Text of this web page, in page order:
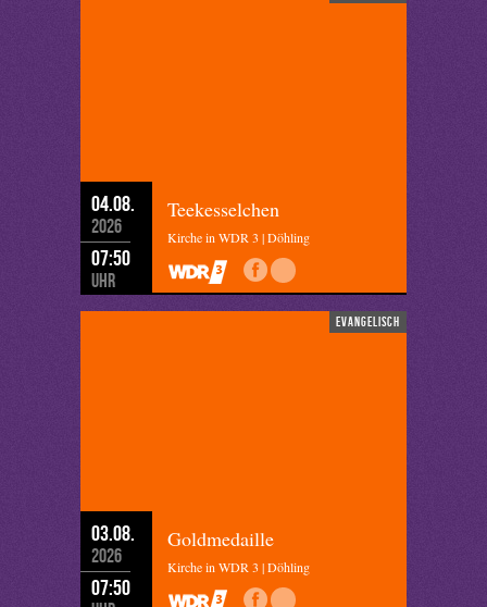
04.08.
2026
07:50
Uhr
Teekesselchen
Kirche in WDR 3 | Döhling
evangelisch
03.08.
2026
07:50
Goldmedaille
Kirche in WDR 3 | Döhling